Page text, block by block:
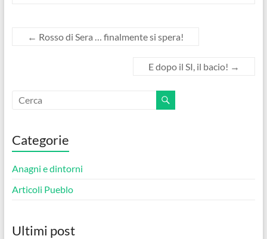
← Rosso di Sera … finalmente si spera!
E dopo il SI, il bacio! →
Categorie
Anagni e dintorni
Articoli Pueblo
Ultimi post